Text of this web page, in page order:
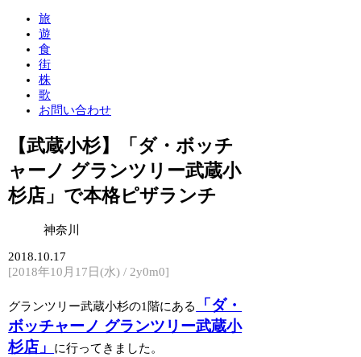
旅
遊
食
街
株
歌
お問い合わせ
【武蔵小杉】「ダ・ボッチ
ャーノ グランツリー武蔵小
杉店」で本格ピザランチ
神奈川
2018.10.17
[2018年10月17日(水) / 2y0m0]
グランツリー武蔵小杉の1階にある
「ダ・
ボッチャーノ グランツリー武蔵小
杉店」
に行ってきました。